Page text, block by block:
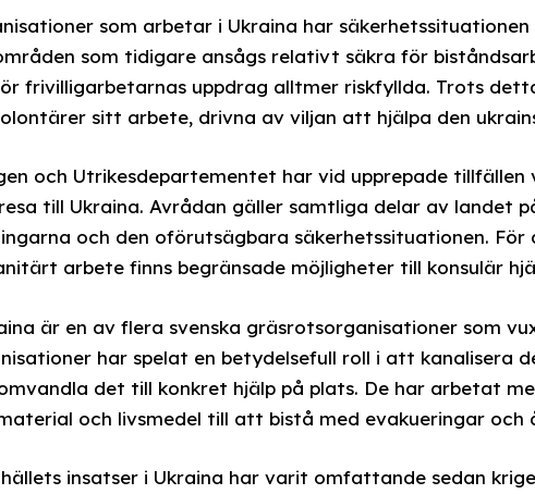
som arbetar i Ukraina har säkerhetssituationen
som tidigare ansågs relativt säkra för
frivilligarbetarnas uppdrag alltmer riskfyllda. Trots
sitt arbete, drivna av viljan att hjälpa den
och Utrikesdepartementet har vid upprepade tillfällen
till Ukraina. Avrådan gäller samtliga delar av landet
och den oförutsägbara säkerhetssituationen. För
arbete finns begränsade möjligheter till konsulär
är en av flera svenska gräsrotsorganisationer som
har spelat en betydelsefull roll i att kanalisera
det till konkret hjälp på plats. De har arbetat
och livsmedel till att bistå med evakueringar och
insatser i Ukraina har varit omfattande sedan